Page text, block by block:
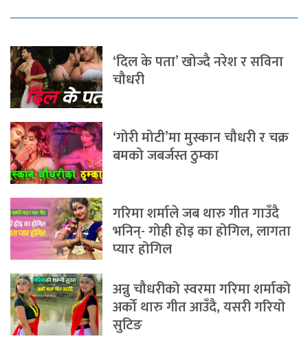
‘दिल के पता’ खोज्दै नरेश र सविना
चौधरी
‘गोरी मोटी’मा मुस्कान चौधरी र चक्र
बमको जबर्जस्त ठुम्का
गरिमा शर्माले जब थारु गीत गाउँदै
भनिन्- गोही होइ का होगिल, लागता
प्यार होगिल
अन्नु चौधरीको स्वरमा गरिमा शर्माको
अर्को थारु गीत आउँदै, यसरी गरियो
सुटिङ